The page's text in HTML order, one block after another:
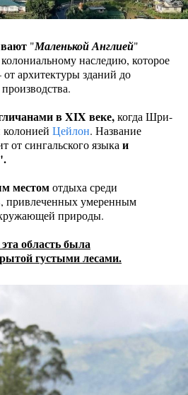
"Маленькой Англией"
наследию, которое
архитектуры зданий до
в XIX веке,когда Шри-
Цейлон. Название
от сингальского языка и
местомотдыха среди
привлеченных умеренным
природы.
область была
густыми лесами.